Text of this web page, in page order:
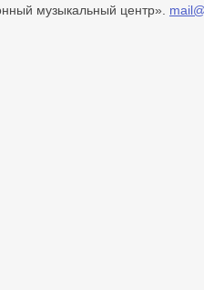
музыкальный центр».